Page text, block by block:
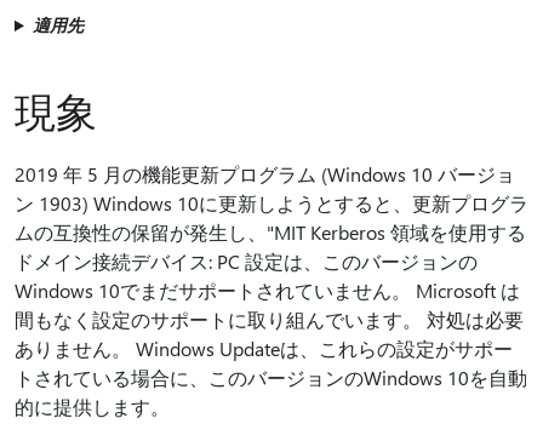
適用先
現象
2019 年 5 月の機能更新プログラム (Windows 10 バージョ
ン 1903) Windows 10に更新しようとすると、更新プログラ
ムの互換性の保留が発生し、"MIT Kerberos 領域を使用する
ドメイン接続デバイス: PC 設定は、このバージョンの
Windows 10でまだサポートされていません。 Microsoft は
間もなく設定のサポートに取り組んでいます。 対処は必要
ありません。 Windows Updateは、これらの設定がサポー
トされている場合に、このバージョンのWindows 10を自動
的に提供します。